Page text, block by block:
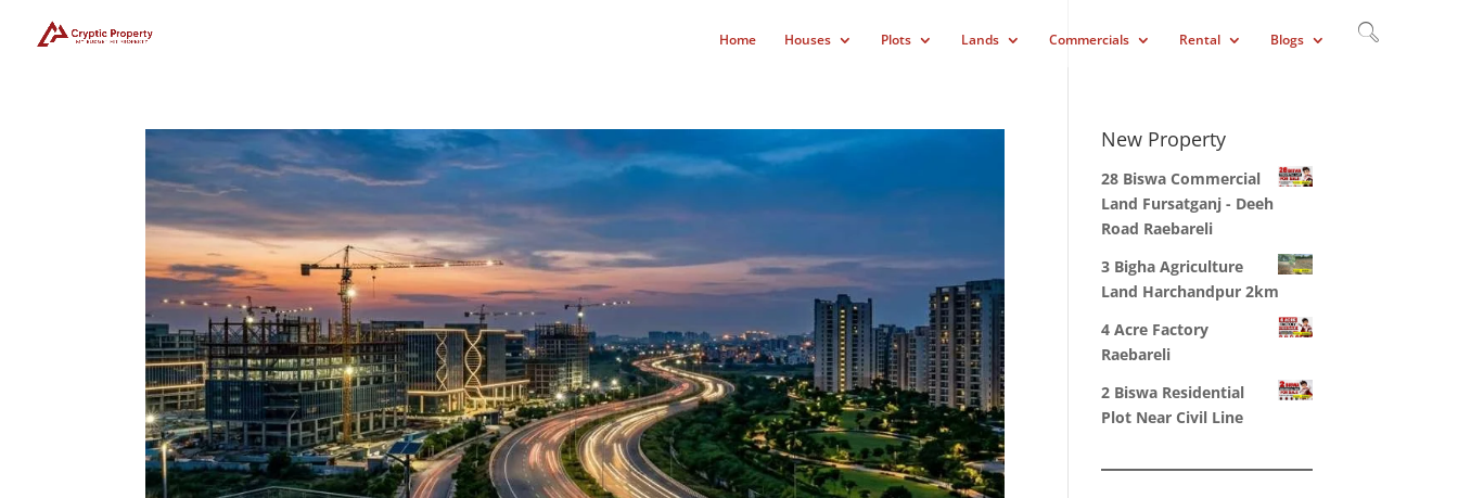
Home Houses Plots Lands Commercials Rental Blogs
New Property
28 Biswa Commercial
Land Fursatganj - Deeh
Road Raebareli
3 Bigha Agriculture
Land Harchandpur 2km
4 Acre Factory
Raebareli
2 Biswa Residential
Plot Near Civil Line